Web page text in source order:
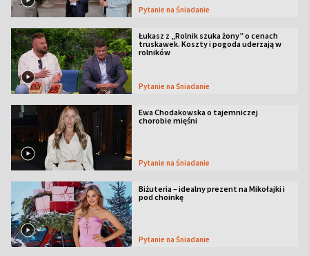
Pytanie na Śniadanie
Łukasz z „Rolnik szuka żony” o cenach
truskawek. Koszty i pogoda uderzają w
rolników
Pytanie na Śniadanie
Ewa Chodakowska o tajemniczej
chorobie mięśni
Pytanie na Śniadanie
Biżuteria – idealny prezent na Mikołajki i
pod choinkę
Pytanie na Śniadanie